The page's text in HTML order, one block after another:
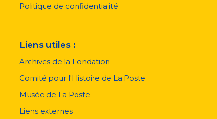
Politique de confidentialité
Liens utiles :
Archives de la Fondation
Comité pour l'Histoire de La Poste
Musée de La Poste
Liens externes